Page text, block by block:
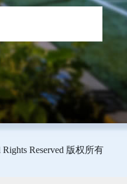
Reserved 版权所有